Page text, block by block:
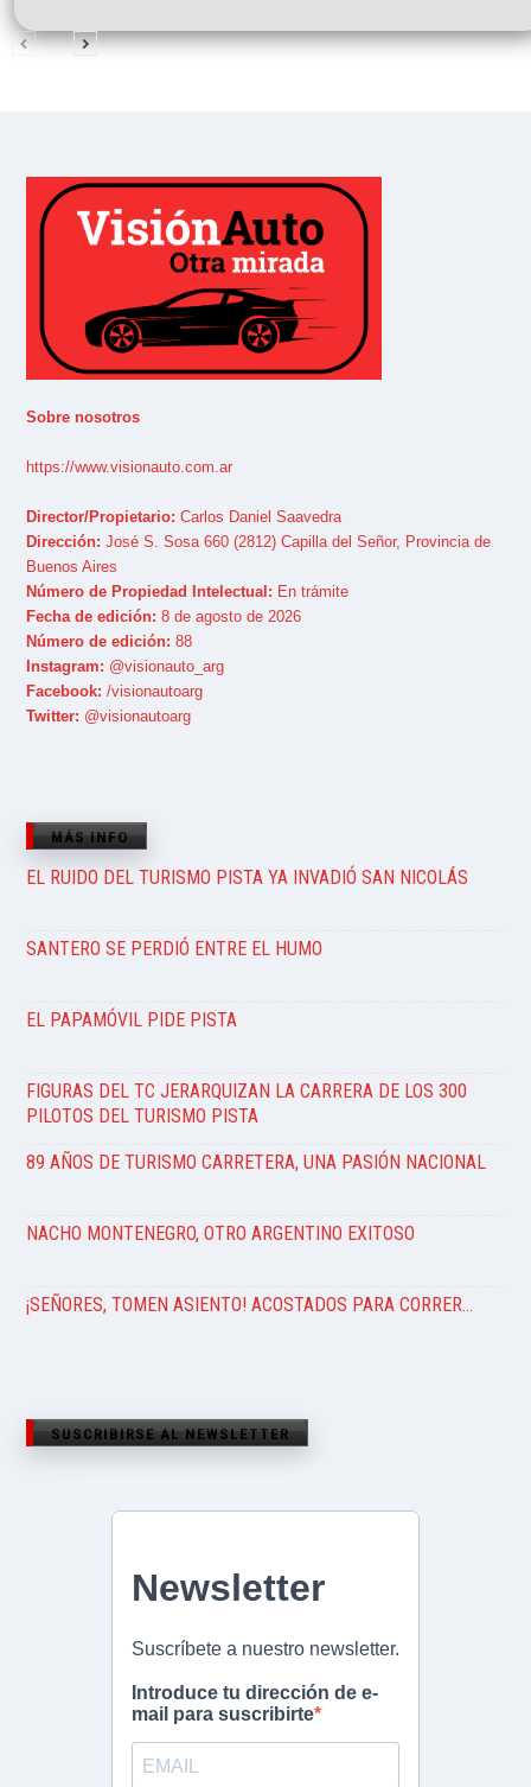
Sobre nosotros
https://www.visionauto.com.ar
Director/Propietario: Carlos Daniel Saavedra
Dirección: José S. Sosa 660 (2812) Capilla del Señor, Provincia de
Buenos Aires
Número de Propiedad Intelectual: En trámite
Fecha de edición: 8 de agosto de 2026
Número de edición: 88
Instagram: @visionauto_arg
Facebook: /visionautoarg
Twitter: @visionautoarg
MÁS INFO
EL RUIDO DEL TURISMO PISTA YA INVADIÓ SAN NICOLÁS
SANTERO SE PERDIÓ ENTRE EL HUMO
EL PAPAMÓVIL PIDE PISTA
FIGURAS DEL TC JERARQUIZAN LA CARRERA DE LOS 300
PILOTOS DEL TURISMO PISTA
89 AÑOS DE TURISMO CARRETERA, UNA PASIÓN NACIONAL
NACHO MONTENEGRO, OTRO ARGENTINO EXITOSO
¡SEÑORES, TOMEN ASIENTO! ACOSTADOS PARA CORRER…
SUSCRIBIRSE AL NEWSLETTER